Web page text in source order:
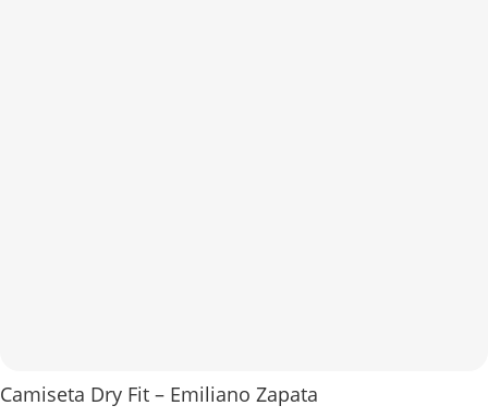
Camiseta Dry Fit – Emiliano Zapata